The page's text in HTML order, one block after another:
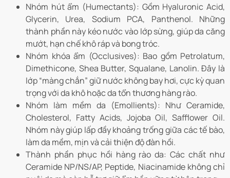
Nhóm hút ẩm (Humectants): Gồm Hyaluronic Acid,
Glycerin, Urea, Sodium PCA, Panthenol. Những
thành phần này kéo nước vào lớp sừng, giúp da căng
mướt, hạn chế khô ráp và bong tróc.
Nhóm khóa ẩm (Occlusives): Bao gồm Petrolatum,
Dimethicone, Shea Butter, Squalane, Lanolin. Đây là
lớp “màng chắn” giữ nước không bay hơi, cực kỳ quan
trọng với da khô hoặc da tổn thương hàng rào.
Nhóm làm mềm da (Emollients): Như Ceramide,
Cholesterol, Fatty Acids, Jojoba Oil, Safflower Oil.
Nhóm này giúp lấp đầy khoảng trống giữa các tế bào,
làm da mềm, mịn và cải thiện độ đàn hồi.
Thành phần phục hồi hàng rào da: Các chất như
Ceramide NP/NS/AP, Peptide, Niacinamide không chỉ